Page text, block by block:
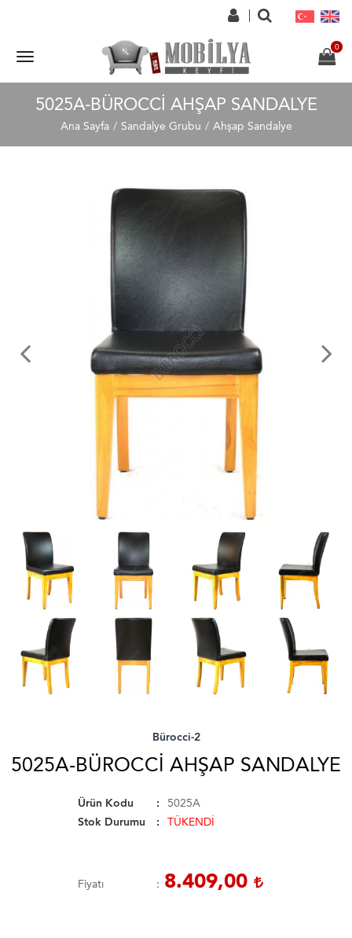
5025A-BÜROCCI AHŞAP SANDALYE
Ana Sayfa Sandalye Grubu Ahşap Sandalye
Bürocci-2
5025A-BÜROCCI AHŞAP SANDALYE
Ürün Kodu
5025A
Stok Durumu
TÜKENDİ
Fiyatı 8.409,00